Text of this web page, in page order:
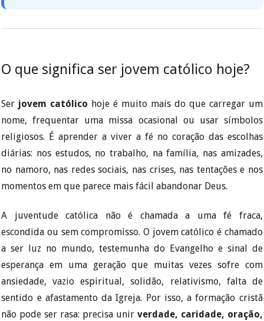
O que significa ser jovem católico hoje?
Ser jovem católico hoje é muito mais do que carregar um
nome, frequentar uma missa ocasional ou usar símbolos
religiosos. É aprender a viver a fé no coração das escolhas
diárias: nos estudos, no trabalho, na família, nas amizades,
no namoro, nas redes sociais, nas crises, nas tentações e nos
momentos em que parece mais fácil abandonar Deus.
A juventude católica não é chamada a uma fé fraca,
escondida ou sem compromisso. O jovem católico é chamado
a ser luz no mundo, testemunha do Evangelho e sinal de
esperança em uma geração que muitas vezes sofre com
ansiedade, vazio espiritual, solidão, relativismo, falta de
sentido e afastamento da Igreja. Por isso, a formação cristã
não pode ser rasa: precisa unir verdade, caridade, oração,